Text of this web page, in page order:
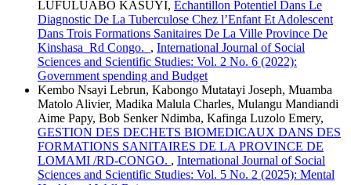
LUFULUABO KASUYI, Echantillon Potentiel Dans Le
Diagnostic De La Tuberculose Chez l’Enfant Et Adolescent
Dans Trois Formations Sanitaires De La Ville Province De
Kinshasa Rd Congo. , International Journal of Social
Sciences and Scientific Studies: Vol. 2 No. 6 (2022):
Government spending and Budget
Kembo Nsayi Lebrun, Kabongo Mutatayi Joseph, Muamba
Matolo Alivier, Madika Malula Charles, Mulangu Mandiandi
Aime Papy, Bob Senker Ndimba, Kafinga Luzolo Emery,
GESTION DES DECHETS BIOMEDICAUX DANS DES
FORMATIONS SANITAIRES DE LA PROVINCE DE
LOMAMI /RD-CONGO. , International Journal of Social
Sciences and Scientific Studies: Vol. 5 No. 2 (2025): Mental